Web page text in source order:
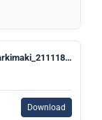
TAYSjatteiden_imusiirtojarjestelma_Sarkimaki_211118SSTY.pdf
Download